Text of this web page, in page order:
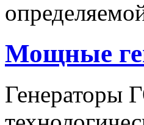
Мощные
Генераторы